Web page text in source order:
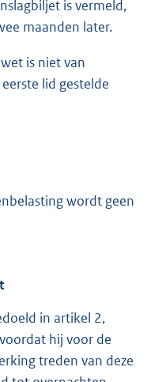
is vermeld,
maanden later.
is niet van
lid gestelde
wordt geen
in artikel 2,
hij voor de
treden van deze